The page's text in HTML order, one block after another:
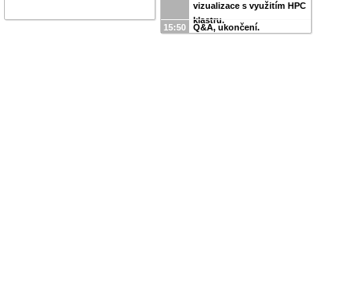
vizualizace s využitím HPC
klastru.
15:50 Q&A, ukončení.